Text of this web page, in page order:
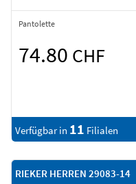
Pantolette
74.80 CHF
Verfügbar in 11 Filialen
RIEKER HERREN 29083-14